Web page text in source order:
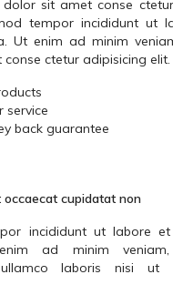
sit amet conse
tempor incididunt ut
Ut enim ad minim
ctetur adipisicing elit.
service
back guarantee
cupidatat non
incididunt ut labore
ad minim
ullamco laboris nisi